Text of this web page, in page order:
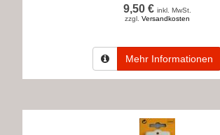
9,50 € inkl. MwSt.
zzgl. Versandkosten
Mehr Informationen